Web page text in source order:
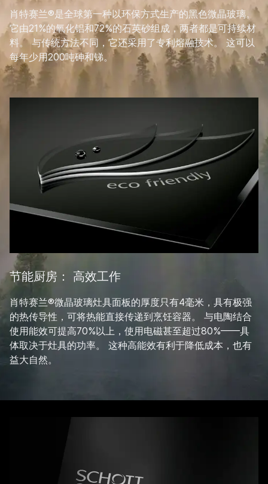
肖特赛兰®是全球第一种以环保方式生产的黑色微晶玻璃。
它由21%的氧化铝和72%的石英砂组成，两者都是可持续材
料。 与传统方法不同，它还采用了专利熔融技术。 这可以
每年少用200吨砷和锑。
节能厨房： 高效工作
肖特赛兰®微晶玻璃灶具面板的厚度只有4毫米，具有极强
的热传导性，可将热能直接传递到烹饪容器。 与电陶结合
使用能效可提高70%以上，使用电磁甚至超过80%——具
体取决于灶具的功率。 这种高能效有利于降低成本，也有
益大自然。